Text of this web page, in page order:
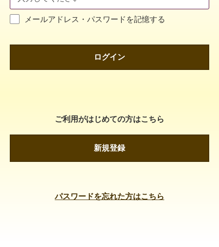
メールアドレス・パスワードを記憶する
ログイン
ご利用がはじめての方はこちら
新規登録
パスワードを忘れた方はこちら